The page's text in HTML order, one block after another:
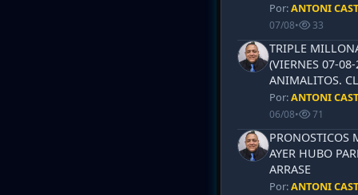
Por:ANTONI
07/08• 33
TRIPLE
(VIERNES 07-
ANIMALITOS.
Por:ANTONI
06/08• 71
PRONOSTICOS
AYER HUBO
ARRASE
Por:ANTONI